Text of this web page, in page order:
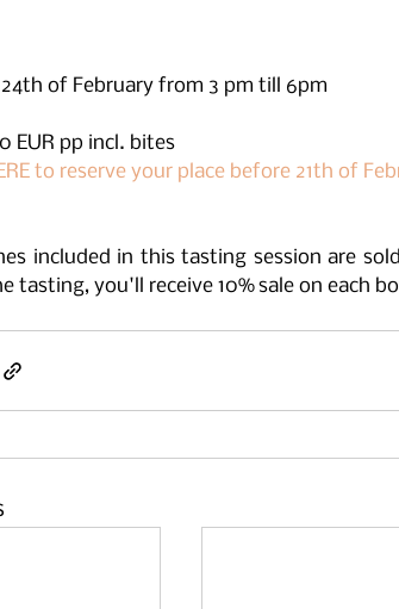
of February from 3 pm till 6pm
EUR pp incl. bites
to reserve your place before 21th of
included in this tasting session are
tasting, you'll receive 10% sale on each